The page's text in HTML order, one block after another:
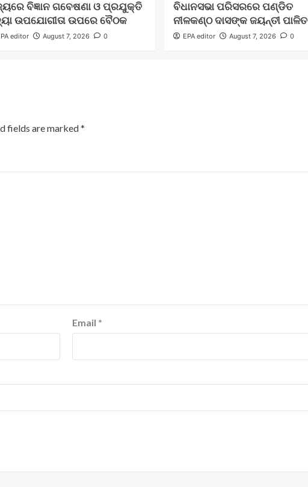
ବିଜ୍ଞାନ ଗବେଷଣା ଓ ପ୍ରଯୁକ୍ତି
ଉପଯୋଗୀତା ଉପରେ ବୈଠକ
editor August 7, 2026 0
ବିଧାନସଭା ପରିସରରେ ପଣ୍ଡିତ
ନୀଳକଣ୍ଠ ଦାସଙ୍କ ଜୟନ୍ତୀ ପାଳିତ
EPA editor August 7, 2026 0
fields are marked*
Email *